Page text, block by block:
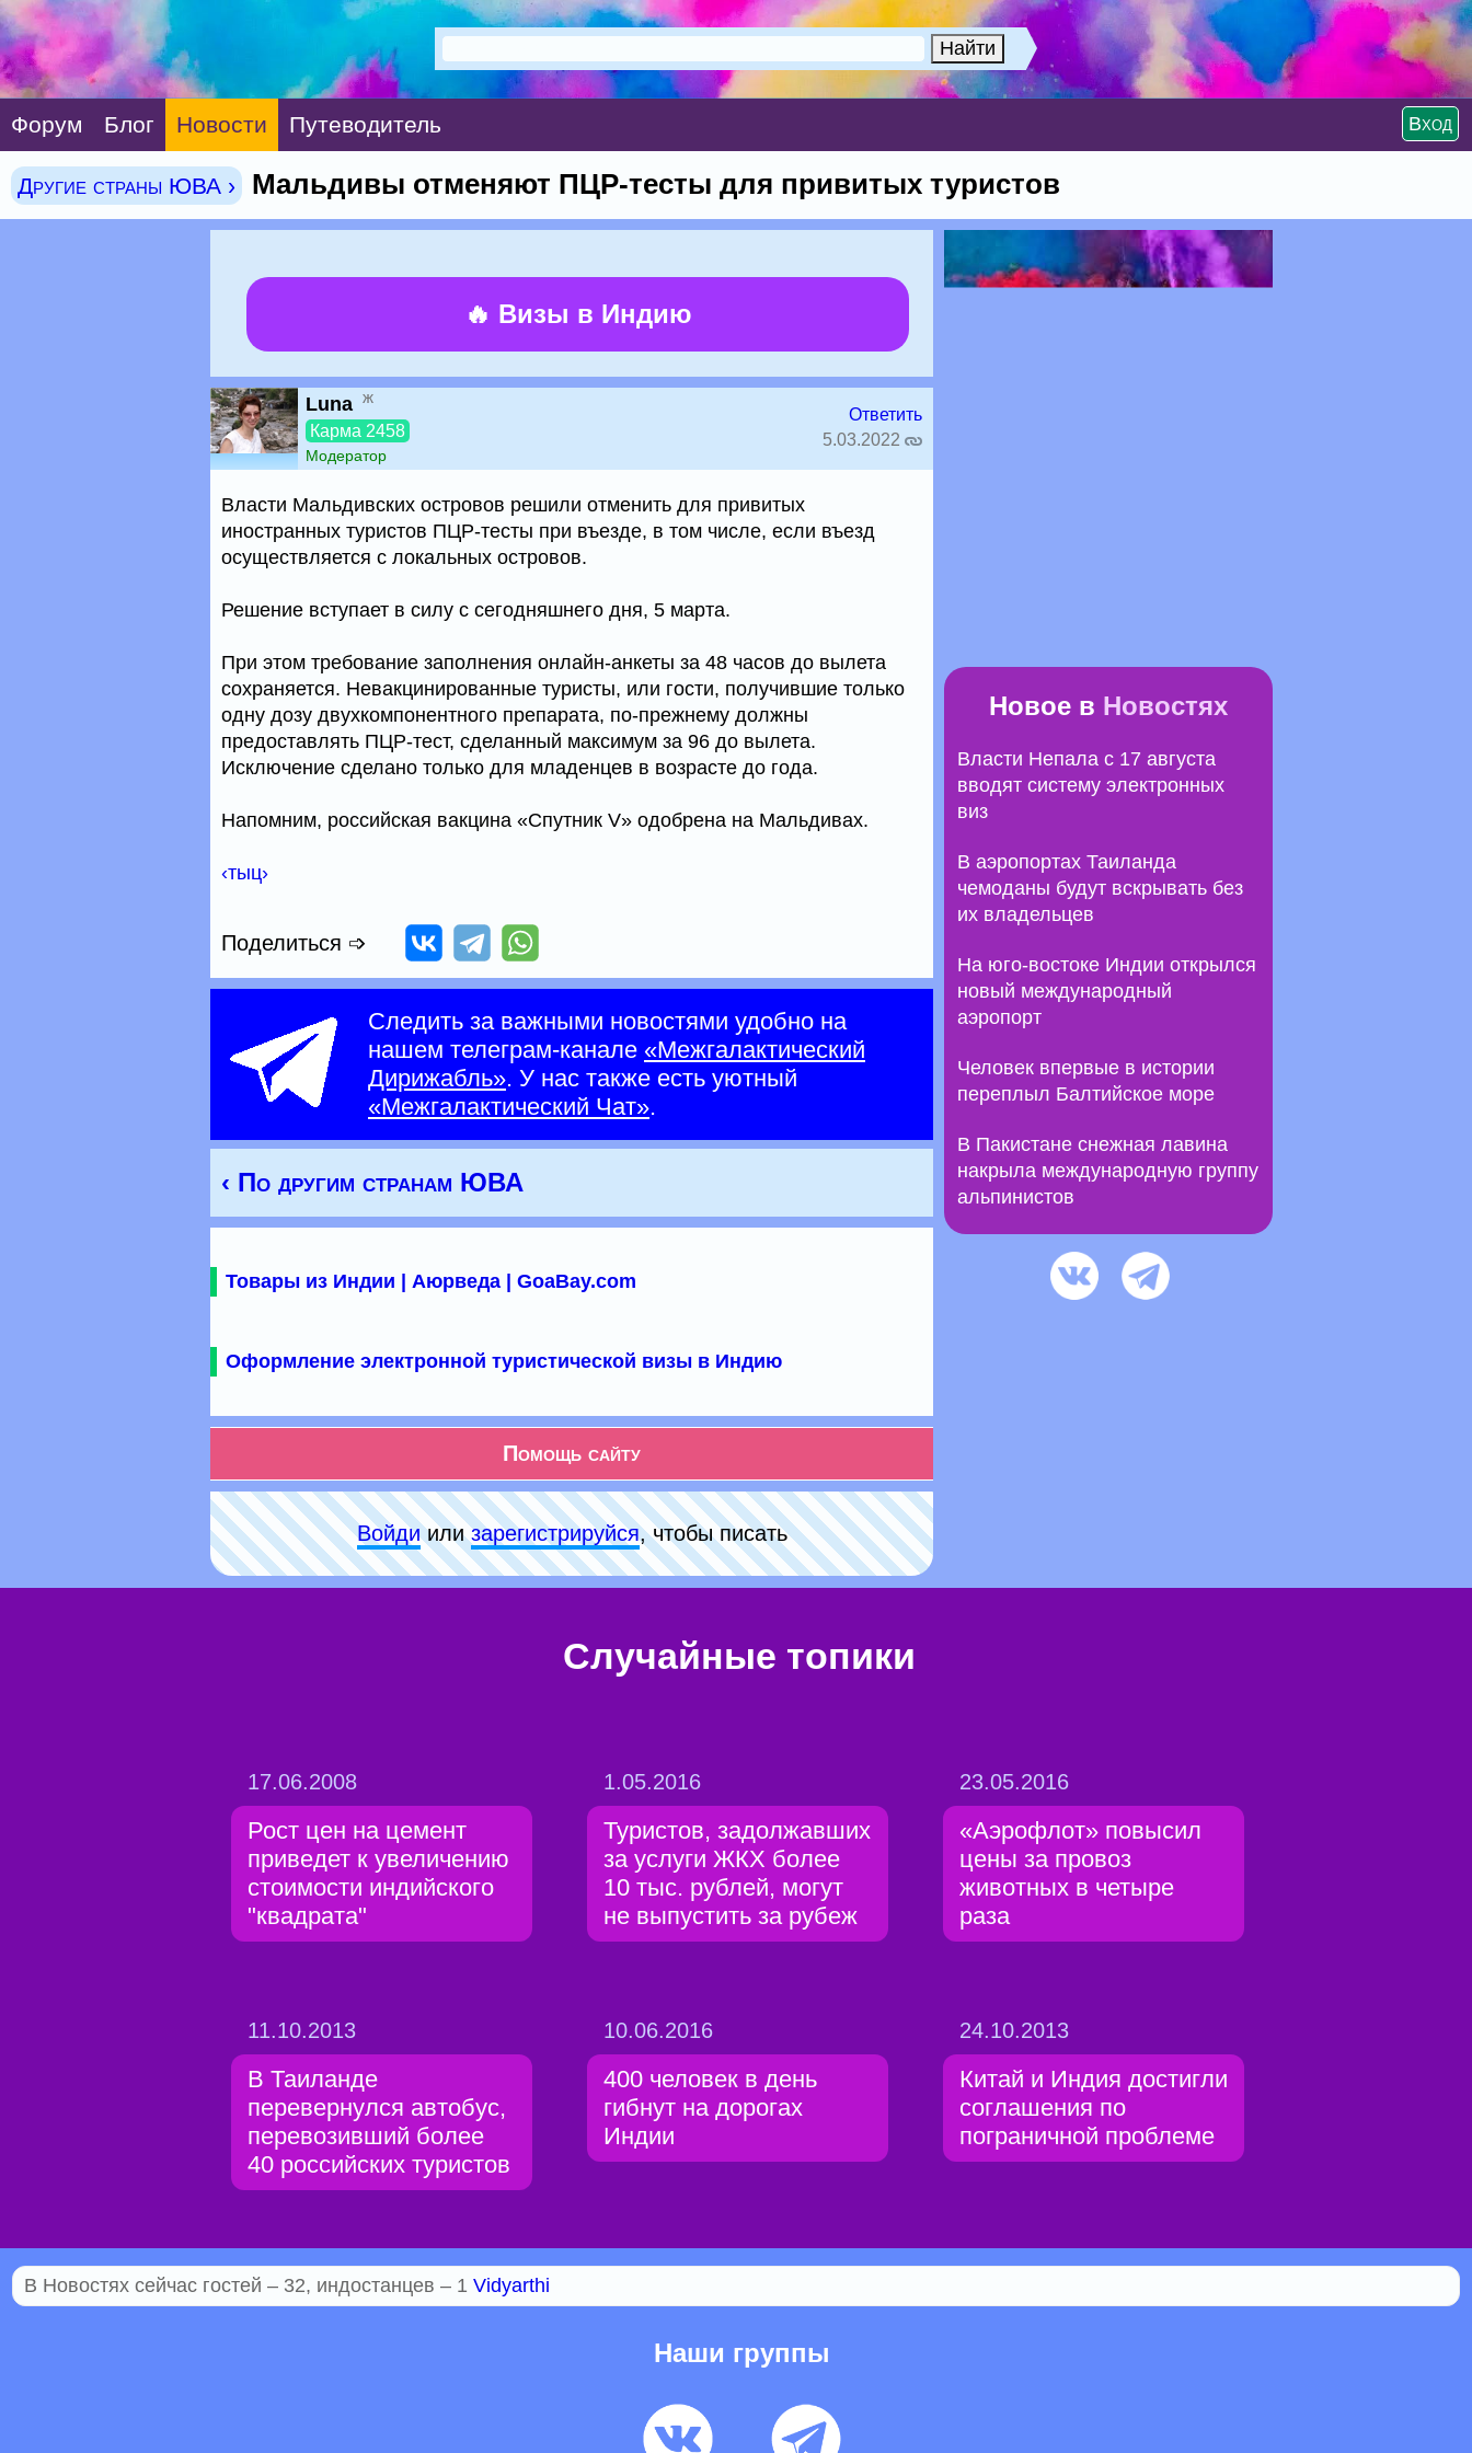
Форум Блог Новости Путеводитель Вход
Другие страны ЮВА › Мальдивы отменяют ПЦР-тесты для привитых туристов
🔥 Визы в Индию
Luna ж
Карма 2458
Модератор
Ответить
5.03.2022
Власти Мальдивских островов решили отменить для привитых
иностранных туристов ПЦР-тесты при въезде, в том числе, если въезд
осуществляется с локальных островов.
Решение вступает в силу с сегодняшнего дня, 5 марта.
При этом требование заполнения онлайн-анкеты за 48 часов до вылета
сохраняется. Невакцинированные туристы, или гости, получившие только
одну дозу двухкомпонентного препарата, по-прежнему должны
предоставлять ПЦР-тест, сделанный максимум за 96 до вылета.
Исключение сделано только для младенцев в возрасте до года.
Напомним, российская вакцина «Спутник V» одобрена на Мальдивах.
‹тыц›
Поделиться ➩
Следить за важными новостями удобно на
нашем телеграм-канале «Межгалактический
Дирижабль». У нас также есть уютный
«Межгалактический Чат».
‹ По другим странам ЮВА
Товары из Индии | Аюрведа | GoaBay.com
Оформление электронной туристической визы в Индию
Помощь сайту
Войдиилизарeгиcтpируйся, чтобы писать
Новое в Новостях
Власти Непала с 17 августа
вводят систему электронных
виз
В аэропортах Таиланда
чемоданы будут вскрывать без
их владельцев
На юго-востоке Индии открылся
новый международный
аэропорт
Человек впервые в истории
переплыл Балтийское море
В Пакистане снежная лавина
накрыла международную группу
альпинистов
Случайные топики
17.06.2008
Рост цен на цемент
приведет к увеличению
стоимости индийского
"квадрата"
1.05.2016
Туристов, задолжавших
за услуги ЖКХ более
10 тыс. рублей, могут
не выпустить за рубеж
23.05.2016
«Аэрофлот» повысил
цены за провоз
животных в четыре
раза
11.10.2013
В Таиланде
перевернулся автобус,
перевозивший более
40 российских туристов
10.06.2016
400 человек в день
гибнут на дорогах
Индии
24.10.2013
Китай и Индия достигли
соглашения по
пограничной проблеме
В Новостях сейчас гостей – 32, индостанцев – 1 Vidyarthi
Наши группы